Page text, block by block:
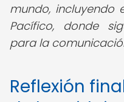
mundo, incluyendo
Pacífico, donde
para la
Reflexión